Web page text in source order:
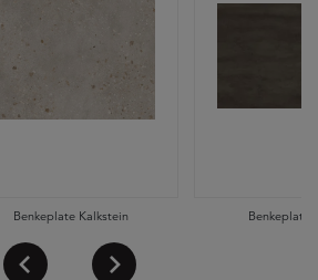
Benkeplate Kalkstein Benkeplate